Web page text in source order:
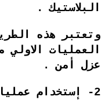
البلاستيك .
وتعتبر هذه
العمليات
عزل أمن .
2- إستخدام عمليات العزل البارد,